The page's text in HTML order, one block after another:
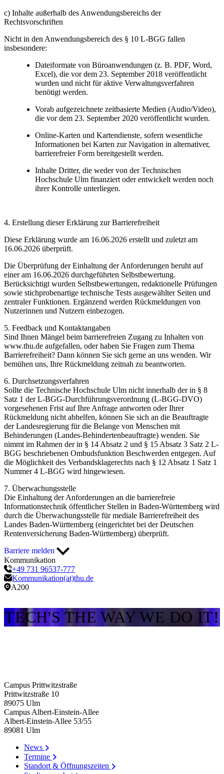
c) Inhalte außerhalb des Anwendungsbereichs der
Rechtsvorschriften
Nicht in den Anwendungsbereich des § 10 L-BGG fallen
insbesondere:
Dateiformate von Büroanwendungen (z. B. PDF, Word,
Excel), die vor dem 23. September 2018 veröffentlicht
wurden und nicht für aktive Verwaltungsverfahren
benötigt werden.
Vorab aufgezeichnete zeitbasierte Medien (Audio/Video),
die vor dem 23. September 2020 veröffentlicht wurden.
Online-Karten und Kartendienste, sofern wesentliche
Informationen bei Karten zur Navigation in alternativer,
barrierefreier Form bereitgestellt werden.
Inhalte Dritter, die weder von der Technischen
Hochschule Ulm finanziert oder entwickelt werden noch
ihrer Kontrolle unterliegen.
4. Erstellung dieser Erklärung zur Barrierefreiheit
Diese Erklärung wurde am 16.06.2026 erstellt und zuletzt am
16.06.2026 überprüft.
Die Überprüfung der Einhaltung der Anforderungen beruht auf
einer am 16.06.2026 durchgeführten Selbstbewertung.
Berücksichtigt wurden Selbstbewertungen, redaktionelle Prüfungen
sowie stichprobenartige technische Tests ausgewählter Seiten und
zentraler Funktionen. Ergänzend werden Rückmeldungen von
Nutzerinnen und Nutzern einbezogen.
5. Feedback und Kontaktangaben
Sind Ihnen Mängel beim barrierefreien Zugang zu Inhalten von
www.thu.de aufgefallen, oder haben Sie Fragen zum Thema
Barrierefreiheit? Dann können Sie sich gerne an uns wenden. Wir
bemühen uns, Ihre Rückmeldung zeitnah zu beantworten.
6. Durchsetzungsverfahren
Sollte die Technische Hochschule Ulm nicht innerhalb der in § 8
Satz 1 der L-BGG-Durchführungsverordnung (L-BGG-DVO)
vorgesehenen Frist auf Ihre Anfrage antworten oder Ihrer
Rückmeldung nicht abhelfen, können Sie sich an die Beauftragte
der Landesregierung für die Belange von Menschen mit
Behinderungen (Landes-Behindertenbeauftragte) wenden. Sie
nimmt im Rahmen der in § 14 Absatz 2 und § 15 Absatz 3 Satz 2 L-
BGG beschriebenen Ombudsfunktion Beschwerden entgegen. Auf
die Möglichkeit des Verbandsklagerechts nach § 12 Absatz 1 Satz 1
Nummer 4 L-BGG wird hingewiesen.
7. Überwachungsstelle
Die Einhaltung der Anforderungen an die barrierefreie
Informationstechnik öffentlicher Stellen in Baden-Württemberg wird
durch die Überwachungsstelle für mediale Barrierefreiheit des
Landes Baden-Württemberg (eingerichtet bei der Deutschen
Rentenversicherung Baden-Württemberg) überprüft.
Barriere melden
Kommunikation
+49 731 96537-777
Kommunikation(at)thu.de
A200
TECH'S THE WAY WE DO IT!
Campus Prittwitzstraße
Prittwitzstraße 10
89075 Ulm
Campus Albert-Einstein-Allee
Albert-Einstein-Allee 53/​55
89081 Ulm
News
Termine
Standort & Öffnungszeiten